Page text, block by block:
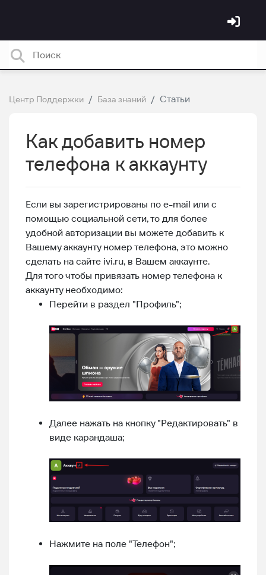
Центр Поддержки База знаний Статьи
Как добавить номер
телефона к аккаунту
Если вы зарегистрированы по e-mail или с
помощью социальной сети, то для более
удобной авторизации вы можете добавить к
Вашему аккаунту номер телефона, это можно
сделать на сайте ivi.ru, в Вашем аккаунте.
Для того чтобы привязать номер телефона к
аккаунту необходимо:
Перейти в раздел "Профиль";
Далее нажать на кнопку "Редактировать" в
виде карандаша;
Нажмите на поле "Телефон";